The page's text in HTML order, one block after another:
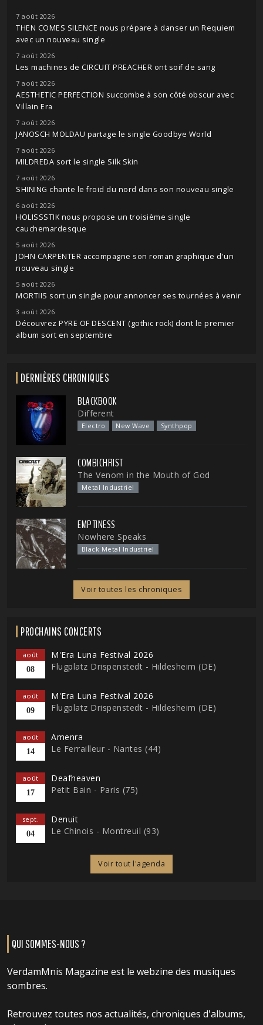
7 août 2026
THEN COMES SILENCE nous prépare à danser un Requiem
avec un nouveau single
7 août 2026
Les machines de CIRCUIT PREACHER ont soif de sang
7 août 2026
AESTHETIC PERFECTION succombe à son côté obscur avec
Villain Era
7 août 2026
JANOSCH MOLDAU partage le single Goodbye World
7 août 2026
MILDREDA sort le single Silk Skin
7 août 2026
SHINING chante le froid du nord dans son nouveau single
6 août 2026
HOLISSSTIK nous propose un troisième single
cauchemardesque
5 août 2026
JOHN CARPENTER accompagne son roman graphique d'un
nouveau single
5 août 2026
MORTIIS sort un single pour annoncer ses tournées à venir
3 août 2026
Découvrez PYRE OF DESCENT (gothic rock) dont le premier
album sort en septembre
DERNIÈRES CHRONIQUES
BLACKBOOK
Different
Electro New Wave Synthpop
COMBICHRIST
The Venom in the Mouth of God
Metal Industriel
EMPTINESS
Nowhere Speaks
Black Metal Industriel
Voir toutes les chroniques
PROCHAINS CONCERTS
août
08
M'Era Luna Festival 2026
Flugplatz Drispenstedt - Hildesheim (DE)
août
09
M'Era Luna Festival 2026
Flugplatz Drispenstedt - Hildesheim (DE)
août
14
Amenra
Le Ferrailleur - Nantes (44)
août
17
Deafheaven
Petit Bain - Paris (75)
sept.
04
Denuit
Le Chinois - Montreuil (93)
Voir tout l'agenda
QUI SOMMES-NOUS ?
VerdamMnis Magazine est le webzine des musiques
sombres.
Retrouvez toutes nos actualités, chroniques d'albums,